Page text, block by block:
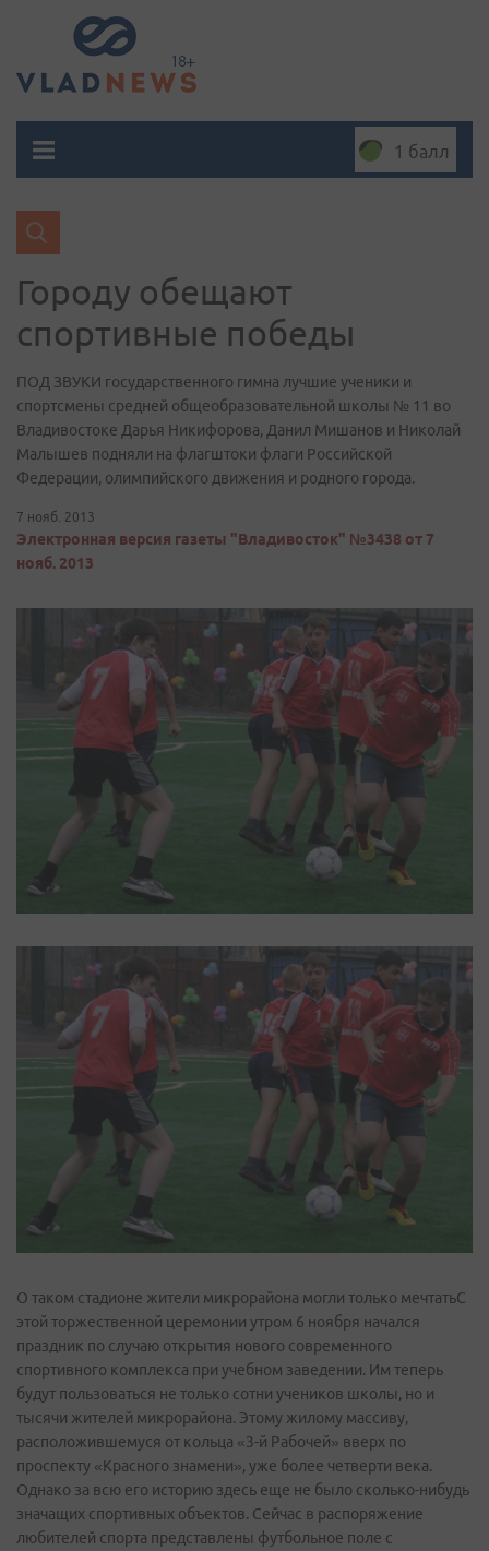
1 балл
Городу обещают
спортивные победы
ПОД ЗВУКИ государственного гимна лучшие ученики и
спортсмены средней общеобразовательной школы № 11 во
Владивостоке Дарья Никифорова, Данил Мишанов и Николай
Малышев подняли на флагштоки флаги Российской
Федерации, олимпийского движения и родного города.
7 нояб. 2013
Электронная версия газеты "Владивосток" №3438 от 7
нояб. 2013
О таком стадионе жители микрорайона могли только мечтатьС
этой торжественной церемонии утром 6 ноября начался
праздник по случаю открытия нового современного
спортивного комплекса при учебном заведении. Им теперь
будут пользоваться не только сотни учеников школы, но и
тысячи жителей микрорайона. Этому жилому массиву,
расположившемуся от кольца «3-й Рабочей» вверх по
проспекту «Красного знамени», уже более четверти века.
Однако за всю его историю здесь еще не было сколько-нибудь
значащих спортивных объектов. Сейчас в распоряжение
любителей спорта представлены футбольное поле с